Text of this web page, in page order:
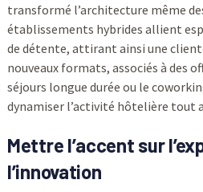
transformé l’architecture même
établissements hybrides allient
de détente, attirant ainsi une
nouveaux formats, associés à des
séjours longue durée ou le
dynamiser l’activité hôtelière tout
Mettre l’accent sur
l’innovation